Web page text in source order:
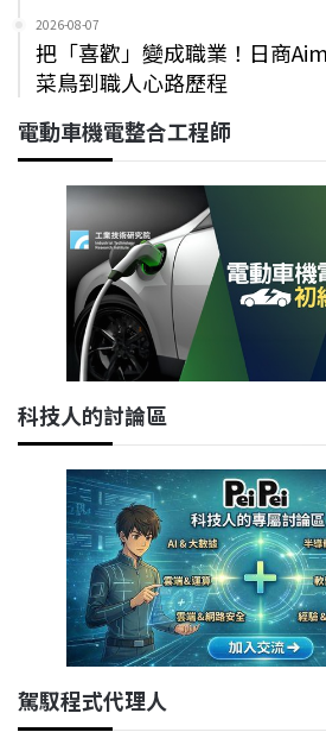
2026-08-07
把「喜歡」變成職業！日商
菜鳥到職人心路歷程
電動車機電整合工程師
科技人的討論區
駕馭程式代理人